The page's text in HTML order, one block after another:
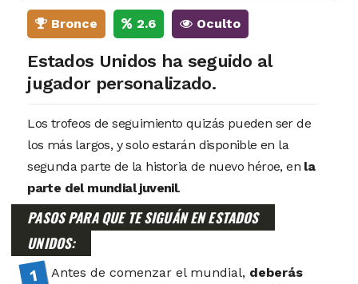
Bronce 2.6 Oculto
Estados Unidos ha seguido al
jugador personalizado.
Los trofeos de seguimiento quizás pueden ser de
los más largos, y solo estarán disponible en la
segunda parte de la historia de nuevo héroe, en la
parte del mundial juvenil.
PASOS PARA QUE TE SIGUÁN EN ESTADOS
UNIDOS:
Antes de comenzar el mundial, deberás